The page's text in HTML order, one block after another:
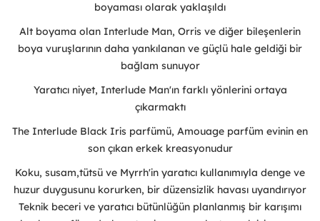
boyaması olarak yaklaşıldı
Alt boyama olan Interlude Man, Orris ve diğer bileşenlerin
boya vuruşlarının daha yankılanan ve güçlü hale geldiği bir
bağlam sunuyor
Yaratıcı niyet, Interlude Man'ın farklı yönlerini ortaya
çıkarmaktı
The Interlude Black Iris parfümü, Amouage parfüm evinin en
son çıkan erkek kreasyonudur
Koku, susam,tütsü ve Myrrh'in yaratıcı kullanımıyla denge ve
huzur duygusunu korurken, bir düzensizlik havası uyandırıyor
Teknik beceri ve yaratıcı bütünlüğün planlanmış bir karışımı